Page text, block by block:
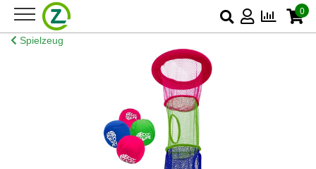
0
Spielzeug